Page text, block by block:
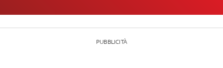
PUBBLICITÀ